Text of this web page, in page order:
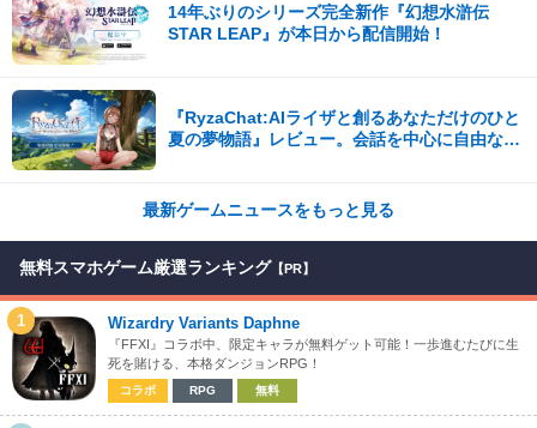
14年ぶりのシリーズ完全新作『幻想水滸伝
STAR LEAP』が本日から配信開始！
『RyzaChat:AIライザと創るあなただけのひと
夏の夢物語』レビュー。会話を中心に自由な冒
最新ゲームニュースをもっと見る
無料スマホゲーム厳選ランキング 【PR】
1 Wizardry Variants Daphne
『FFXI』コラボ中、限定キャラが無料ゲット可能！一歩進むたびに生
死を賭ける、本格ダンジョンRPG！
コラボ RPG 無料